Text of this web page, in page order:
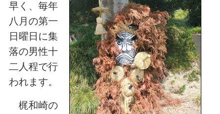
早く、毎年
八月の第一
日曜日に集
落の男性十
二人程で行
われます。
梶和崎の